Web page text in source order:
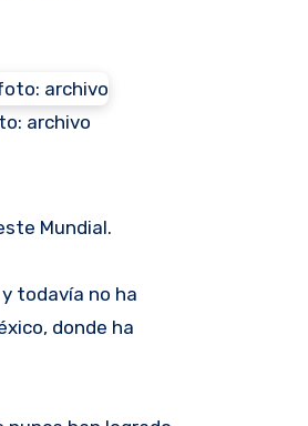
archivo
Mundial.
todavía no ha
donde ha